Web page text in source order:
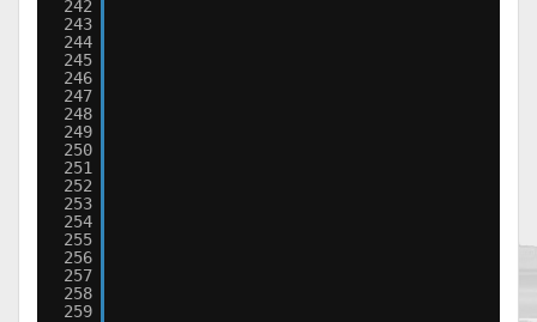
242
243
244
245
246
247
248
249
250
251
252
253
254
255
256
257
258
259